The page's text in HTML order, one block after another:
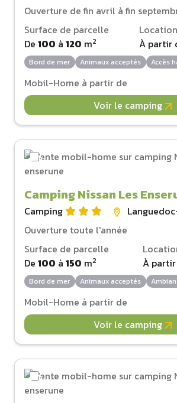
Ouverture de fin avril à fin
Surface de parcelle
De 100 à 120 m2
À partir
Bord de mer Animaux acceptés Accès
Mobil-Home à partir de
Voir le camping
Camping Nissan Les
Camping
Ouverture toute l'année
Surface de parcelle
De 100 à 150 m2
À
Bord de mer Animaux acceptés
Mobil-Home à partir de
Voir le camping